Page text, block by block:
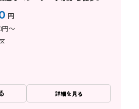
円
円～
詳細を見る